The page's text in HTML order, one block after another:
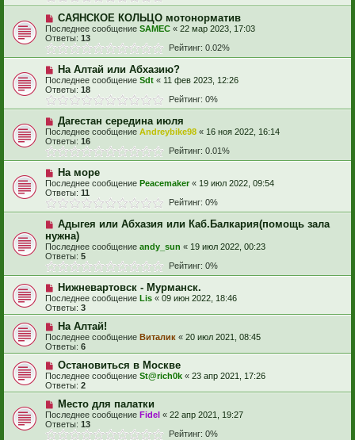
САЯНСКОЕ КОЛЬЦО мотонорматив
Последнее сообщение SAMEC « 22 мар 2023, 17:03
Ответы: 13
Рейтинг: 0.02%
На Алтай или Абхазию?
Последнее сообщение Sdt « 11 фев 2023, 12:26
Ответы: 18
Рейтинг: 0%
Дагестан середина июля
Последнее сообщение Andreybike98 « 16 ноя 2022, 16:14
Ответы: 16
Рейтинг: 0.01%
На море
Последнее сообщение Peacemaker« 19 июл 2022, 09:54
Ответы: 11
Рейтинг: 0%
Адыгея или Абхазия или Каб.Балкария(помощь зала
нужна)
Последнее сообщение andy_sun « 19 июл 2022, 00:23
Ответы: 5
Рейтинг: 0%
Нижневартовск - Мурманск.
Последнее сообщение Lis « 09 июн 2022, 18:46
Ответы: 3
На Алтай!
Последнее сообщение Виталик « 20 июл 2021, 08:45
Ответы: 6
Остановиться в Москве
Последнее сообщение St@rich0k « 23 апр 2021, 17:26
Ответы: 2
Место для палатки
Последнее сообщение Fidel « 22 апр 2021, 19:27
Ответы: 13
Рейтинг: 0%